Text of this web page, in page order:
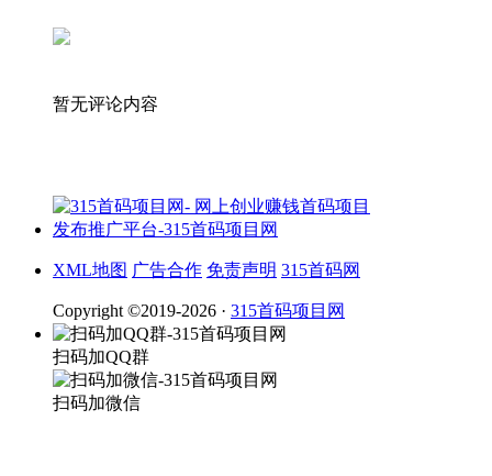
暂无评论内容
XML地图 广告合作 免责声明 315首码网
Copyright ©2019-2026 · 315首码项目网
扫码加QQ群
扫码加微信